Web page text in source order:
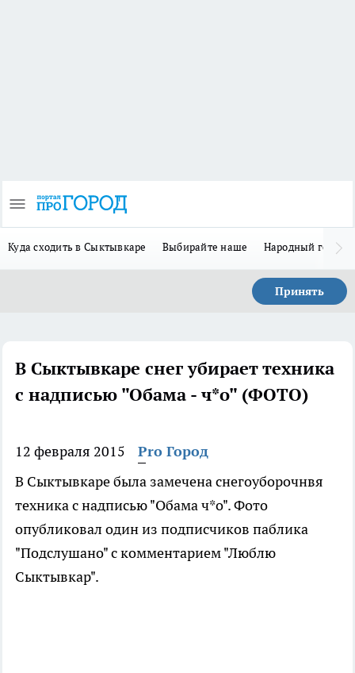
Куда сходить в Сыктывкаре Выбирайте наше Народный герой
Принять
В Сыктывкаре снег убирает техника
с надписью "Обама - ч*о" (ФОТО)
12 февраля 2015
Pro Город
В Сыктывкаре была замечена снегоуборочнвя
техника с надписью "Обама ч*о". Фото
опубликовал один из подписчиков паблика
"Подслушано" с комментарием "Люблю
Сыктывкар".